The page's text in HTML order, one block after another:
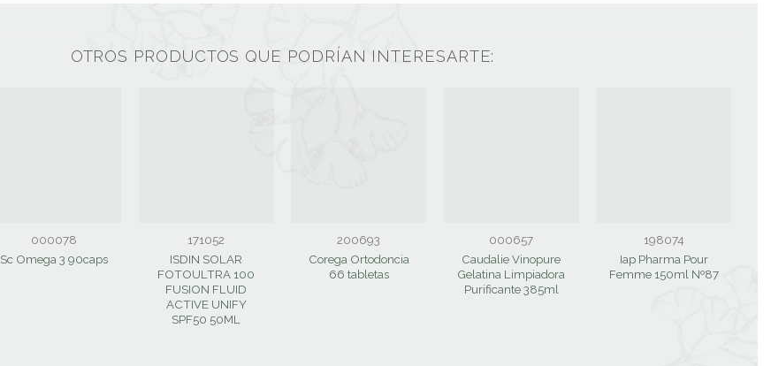
OTROS PRODUCTOS QUE PODRÍAN INTERESARTE:
000078
Sc Omega 3 90caps
171052
ISDIN SOLAR
FOTOULTRA 100
FUSION FLUID
ACTIVE UNIFY
SPF50 50ML
200693
Corega Ortodoncia
66 tabletas
000657
Caudalie Vinopure
Gelatina Limpiadora
Purificante 385ml
198074
Iap Pharma Pour
Femme 150ml Nº87